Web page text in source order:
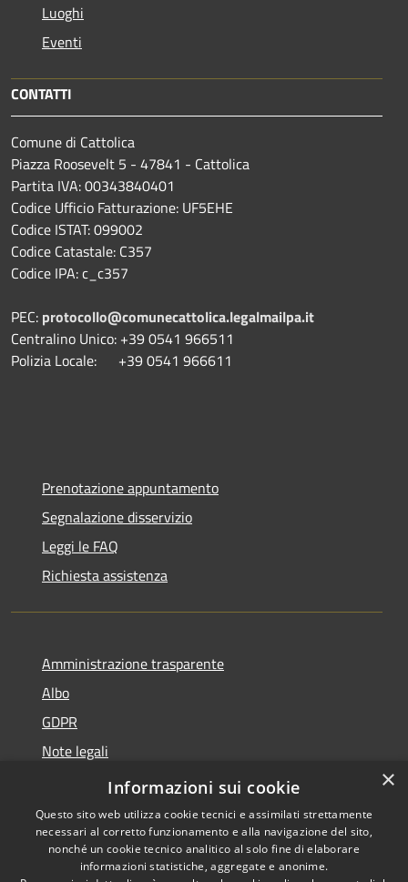
Luoghi
Eventi
CONTATTI
Comune di Cattolica
Piazza Roosevelt 5 - 47841 - Cattolica
Partita IVA: 00343840401
Codice Ufficio Fatturazione: UF5EHE
Codice ISTAT: 099002
Codice Catastale: C357
Codice IPA: c_c357
PEC: protocollo@comunecattolica.legalmailpa.it
Centralino Unico: +39 0541 966511
Polizia Locale: +39 0541 966611
Prenotazione appuntamento
Segnalazione disservizio
Leggi le FAQ
Richiesta assistenza
Amministrazione trasparente
Albo
GDPR
Note legali
Dichiarazione di accessibilità
Copyright © 2026 • Comune di
×
Informazioni sui cookie
Questo sito web utilizza cookie tecnici e assimilati strettamente
necessari al corretto funzionamento e alla navigazione del sito,
nonché un cookie tecnico analitico al solo fine di elaborare
informazioni statistiche, aggregate e anonime.